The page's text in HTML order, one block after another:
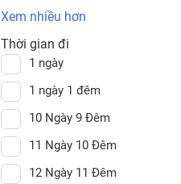
Xem nhiều hơn
Thời gian đi
1 ngày
1 ngày 1 đêm
10 Ngày 9 Đêm
11 Ngày 10 Đêm
12 Ngày 11 Đêm